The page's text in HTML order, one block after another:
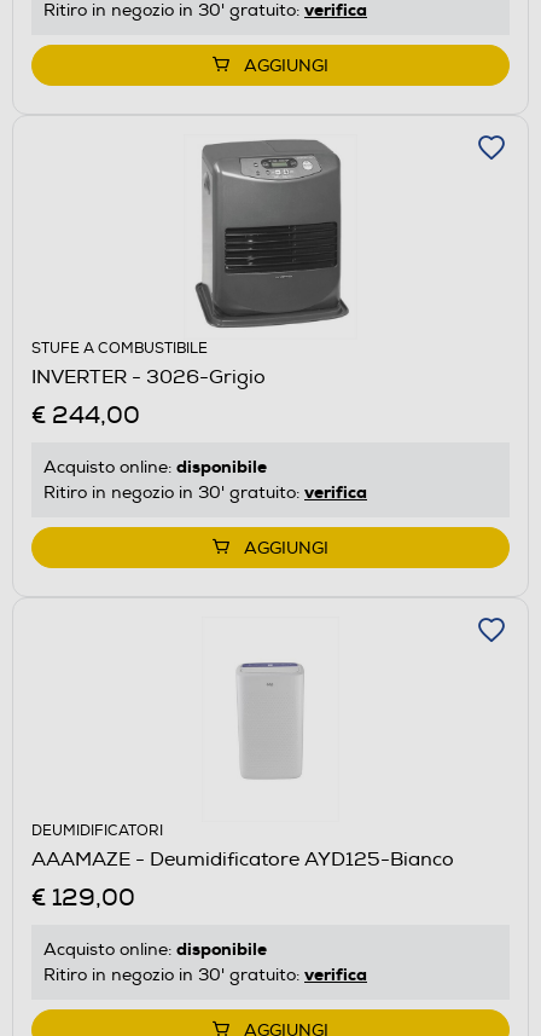
Ritiro in negozio in 30' gratuito: verifica
AGGIUNGI
STUFE A COMBUSTIBILE
INVERTER - 3026-Grigio
€ 244,00
Acquisto online: disponibile
Ritiro in negozio in 30' gratuito: verifica
AGGIUNGI
DEUMIDIFICATORI
AAAMAZE - Deumidificatore AYD125-Bianco
€ 129,00
Acquisto online: disponibile
Ritiro in negozio in 30' gratuito: verifica
AGGIUNGI